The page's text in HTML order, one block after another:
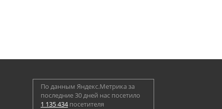
По данным Яндекс.Метрика за
последние 30 дней нас посетило
1 135 434посетителя